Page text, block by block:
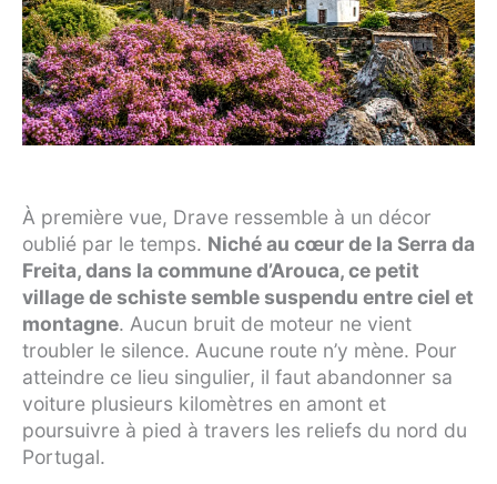
À première vue, Drave ressemble à un décor
oublié par le temps. Niché au cœur de la Serra da
Freita, dans la commune d’Arouca, ce petit
village de schiste semble suspendu entre ciel et
montagne. Aucun bruit de moteur ne vient
troubler le silence. Aucune route n’y mène. Pour
atteindre ce lieu singulier, il faut abandonner sa
voiture plusieurs kilomètres en amont et
poursuivre à pied à travers les reliefs du nord du
Portugal.